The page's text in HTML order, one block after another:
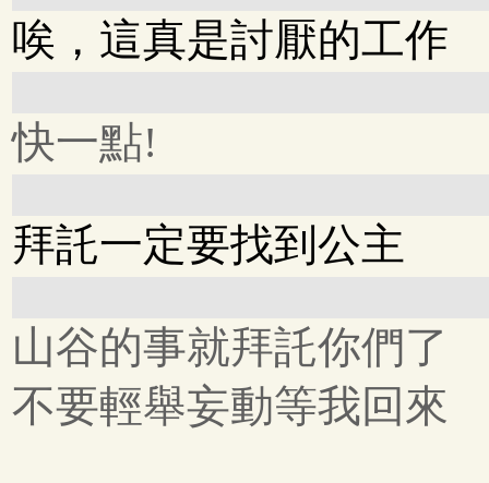
唉，這真是討厭的工作
快一點!
拜託一定要找到公主
山谷的事就拜託你們了
不要輕舉妄動等我回來